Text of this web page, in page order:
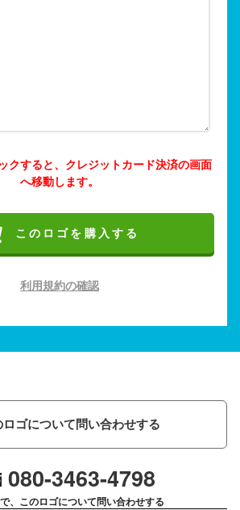
クすると、クレジットカード決済の画面
へ移動します。
このロゴを購入する
利用規約の確認
ロゴについて問い合わせする
080-3463-4798
、このロゴについて問い合わせする